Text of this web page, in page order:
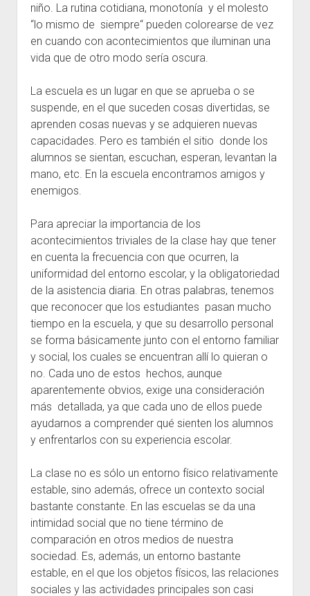
niño. La rutina cotidiana, monotonía y el molesto
“lo mismo de siempre“ pueden colorearse de vez
en cuando con acontecimientos que iluminan una
vida que de otro modo sería oscura.
La escuela es un lugar en que se aprueba o se
suspende, en el que suceden cosas divertidas, se
aprenden cosas nuevas y se adquieren nuevas
capacidades. Pero es también el sitio donde los
alumnos se sientan, escuchan, esperan, levantan la
mano, etc. En la escuela encontramos amigos y
enemigos.
Para apreciar la importancia de los
acontecimientos triviales de la clase hay que tener
en cuenta la frecuencia con que ocurren, la
uniformidad del entorno escolar, y la obligatoriedad
de la asistencia diaria. En otras palabras, tenemos
que reconocer que los estudiantes pasan mucho
tiempo en la escuela, y que su desarrollo personal
se forma básicamente junto con el entorno familiar
y social, los cuales se encuentran allí lo quieran o
no. Cada uno de estos hechos, aunque
aparentemente obvios, exige una consideración
más detallada, ya que cada uno de ellos puede
ayudarnos a comprender qué sienten los alumnos
y enfrentarlos con su experiencia escolar.
La clase no es sólo un entorno físico relativamente
estable, sino además, ofrece un contexto social
bastante constante. En las escuelas se da una
intimidad social que no tiene término de
comparación en otros medios de nuestra
sociedad. Es, además, un entorno bastante
estable, en el que los objetos físicos, las relaciones
sociales y las actividades principales son casi